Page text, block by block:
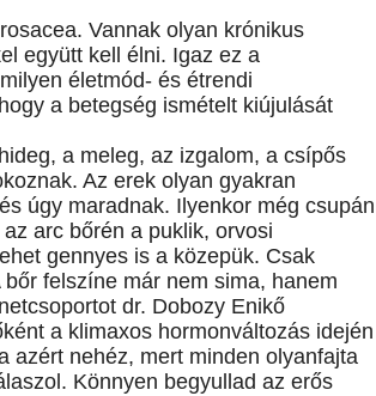
Vannak olyan krónikus
együtt kell élni. Igaz ez a
életmód- és étrendi
a betegség ismételt kiújulását
a meleg, az izgalom, a csípős
Az erek olyan gyakran
úgy maradnak. Ilyenkor még csupán
arc bőrén a puklik, orvosi
gennyes is a közepük. Csak
felszíne már nem sima, hanem
dr. Dobozy Enikő
a klimaxos hormonváltozás idején
azért nehéz, mert minden olyanfajta
Könnyen begyullad az erős